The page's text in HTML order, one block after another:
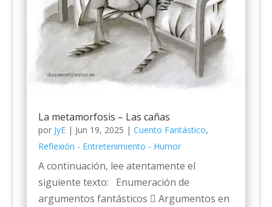
La metamorfosis – Las cañas
por JyE| Jun 19, 2025 | Cuento Fantástico,
Reflexión - Entretenimiento - Humor
A continuación, lee atentamente el
siguiente texto: Enumeración de
argumentos fantásticos  Argumentos en